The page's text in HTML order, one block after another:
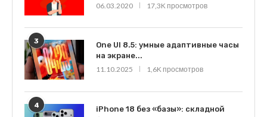
06.03.2020
17,3K просмотров
3
One UI 8.5: умные адаптивные часы
на экране...
11.10.2025
1,6K просмотров
4
iPhone 18 без «базы»: складной